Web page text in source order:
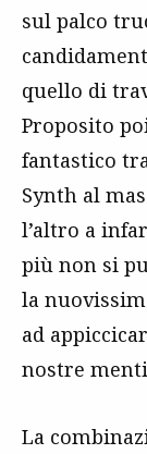
sul palco
quello di
Proposito
fantastico
Synth al
l’altro a
più non si
la
ad
nostre
La